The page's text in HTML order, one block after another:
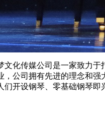
文化传媒公司是一家致力于
，公司拥有先进的理念和强
们开设钢琴、零基础钢琴即